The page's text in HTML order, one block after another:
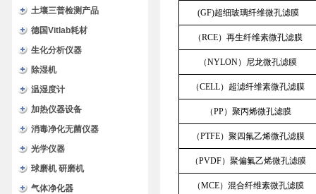
土壤三普检测产品
德国Vitlab耗材
生化分析仪器
除湿机
温湿度计
加热仪器设备
消毒净化无菌仪器
光学仪器
球磨机 研磨机
气体净化器
(GF)超细玻璃纤维微孔滤膜
（RCE）再生纤维素微孔滤膜
（NYLON）尼龙微孔滤膜
（CELL）超滤纤维素微孔滤膜
（PP）聚丙烯微孔滤膜
（PTFE）聚四氟乙烯微孔滤膜
（PVDF）聚偏氟乙烯微孔滤膜
（MCE）混合纤维素微孔滤膜